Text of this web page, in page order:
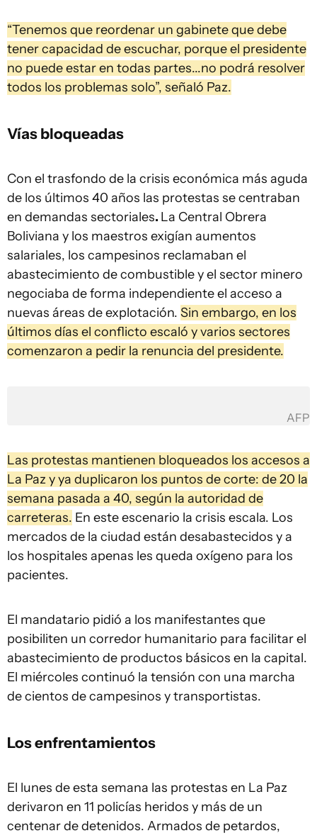
“Tenemos que reordenar un gabinete que debe
tener capacidad de escuchar, porque el presidente
no puede estar en todas partes...no podrá resolver
todos los problemas solo”, señaló Paz.
Vías bloqueadas
Con el trasfondo de la crisis económica más aguda
de los últimos 40 años las protestas se centraban
en demandas sectoriales. La Central Obrera
Boliviana y los maestros exigían aumentos
salariales, los campesinos reclamaban el
abastecimiento de combustible y el sector minero
negociaba de forma independiente el acceso a
nuevas áreas de explotación. Sin embargo, en los
últimos días el conflicto escaló y varios sectores
comenzaron a pedir la renuncia del presidente.
AFP
Las protestas mantienen bloqueados los accesos a
La Paz y ya duplicaron los puntos de corte: de 20 la
semana pasada a 40, según la autoridad de
carreteras. En este escenario la crisis escala. Los
mercados de la ciudad están desabastecidos y a
los hospitales apenas les queda oxígeno para los
pacientes.
El mandatario pidió a los manifestantes que
posibiliten un corredor humanitario para facilitar el
abastecimiento de productos básicos en la capital.
El miércoles continuó la tensión con una marcha
de cientos de campesinos y transportistas.
Los enfrentamientos
El lunes de esta semana las protestas en La Paz
derivaron en 11 policías heridos y más de un
centenar de detenidos. Armados de petardos,